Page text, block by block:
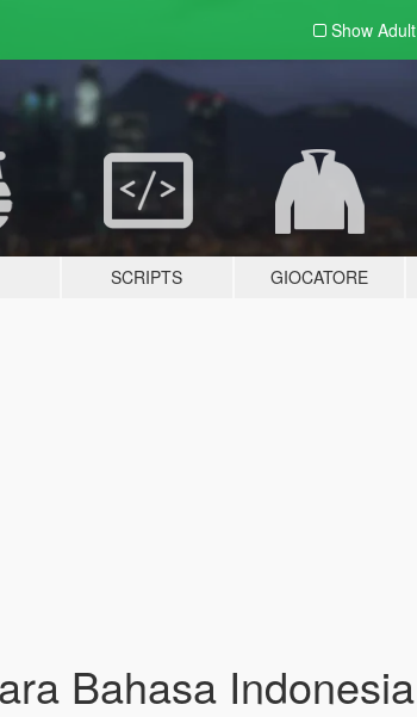
Show Adult
SCRIPTS GIOCATORE
Bahasa Indonesia